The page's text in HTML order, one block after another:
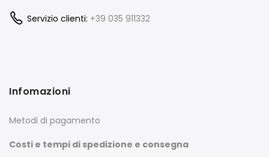
Servizio clienti: +39 035 911332
Infomazioni
Metodi di pagamento
Costi e tempi di spedizione e consegna